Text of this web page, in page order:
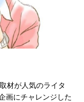
材が人気のライタ
画にチャレンジした